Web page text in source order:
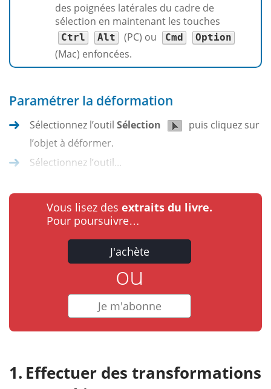
des poignées latérales du cadre de
sélection en maintenant les touches
Ctrl Alt (PC) ou Cmd Option
(Mac) enfoncées.
Paramétrer la déformation
Sélectionnez l’outil Sélection
puis cliquez sur
l’objet à déformer.
Sélectionnez l’outil...
Vous lisez des extraits du livre.
Pour poursuivre…
J'achète
ou
Je m'abonne
Effectuer des transformations